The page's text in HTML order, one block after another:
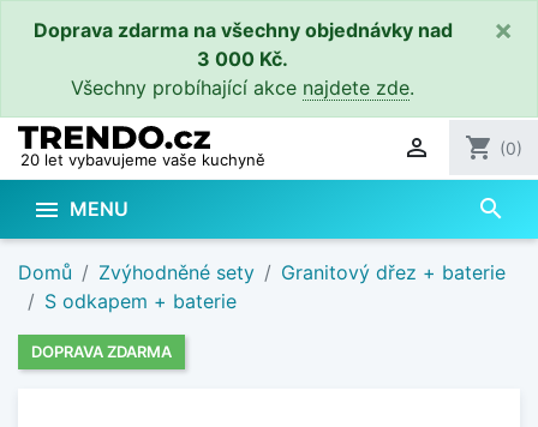
Doprava zdarma na všechny objednávky nad
3 000 Kč.
Všechny probíhající akce najdete zde.
×
20 let vybavujeme vaše kuchyně  shopping_cart (0)
 MENU search
Domů Zvýhodněné sety
Granitový dřez + baterie
S odkapem + baterie
DOPRAVA ZDARMA